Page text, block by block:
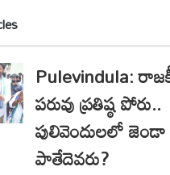
Pulevindula:
పరువు ప్రతిష్ఠ పోరు..
పులివెందులలో జెండా
పాతేదెవరు?